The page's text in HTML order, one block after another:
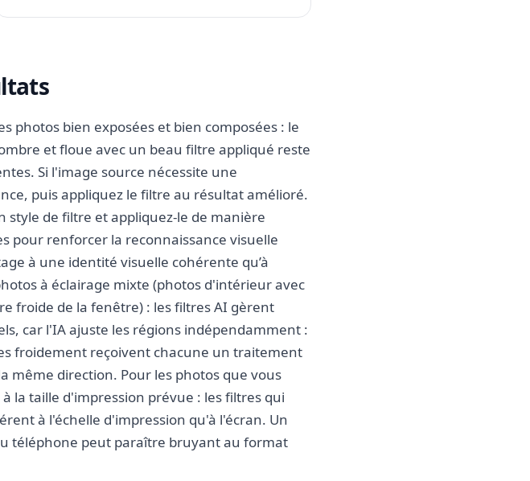
photos bien exposées et bien composées : le
et floue avec un beau filtre appliqué reste
Si l'image source nécessite une
puis appliquez le filtre au résultat amélioré.
style de filtre et appliquez-le de manière
pour renforcer la reconnaissance visuelle
à une identité visuelle cohérente qu’à
à éclairage mixte (photos d'intérieur avec
froide de la fenêtre) : les filtres AI gèrent
car l'IA ajuste les régions indépendamment :
froidement reçoivent chacune un traitement
même direction. Pour les photos que vous
la taille d'impression prévue : les filtres qui
à l'échelle d'impression qu'à l'écran. Un
téléphone peut paraître bruyant au format